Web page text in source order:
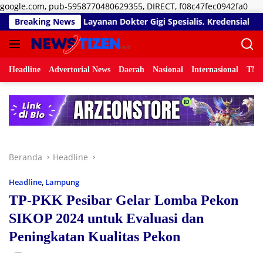
google.com, pub-5958770480629355, DIRECT, f08c47fec0942fa0
ke
Breaking News
Matangkan Layanan Dokter Gigi Spesialis, Kredensial
Headline Advertorial News Daerah Nasional Internasional
Beranda Headline
Headline, Lampung
TP-PKK Pesibar Gelar Lomba Pekon
SIKOP 2024 untuk Evaluasi dan
Peningkatan Kualitas Pekon